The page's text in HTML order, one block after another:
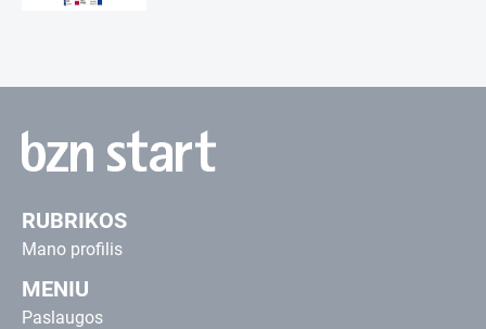
RUBRIKOS
Mano profilis
MENIU
Paslaugos